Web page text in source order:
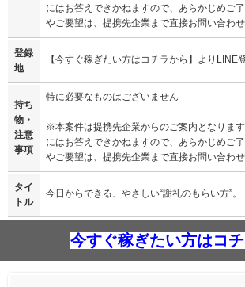
にはお答えできかねますので、あらかじめご
やご要望は、提携先企業まで直接お問い合わ
登録
地
【今すぐ稼ぎたい方はコチラから】よりLINE
持ち
物・
注意
事項
特に必要なものはございません
※本案件は提携先企業からのご案内となりま
にはお答えできかねますので、あらかじめご
やご要望は、提携先企業まで直接お問い合わ
タイ
トル
今日からできる、やさしい“謝礼のもらい方”。
今すぐ稼ぎたい方はコ